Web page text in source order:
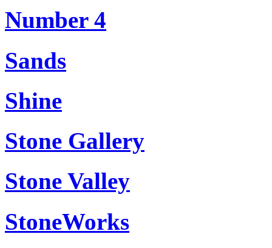
Number 4
Sands
Shine
Stone Gallery
Stone Valley
StoneWorks